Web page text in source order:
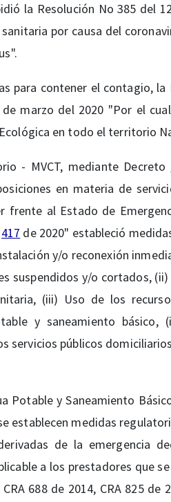
la Resolución No 385 del
por causa del
para contener el contagio, la
marzo del 2020 "Por el
en todo el territorio
- MVCT, mediante Decreto
en materia de
frente al Estado de
417 de 2020" estableció
y/o reconexión
suspendidos y/o cortados, (ii)
(iii) Uso de los
y saneamiento básico,
servicios públicos
Potable y Saneamiento
establecen medidas
de la emergencia
a los prestadores que
688 de 2014, CRA 825 de